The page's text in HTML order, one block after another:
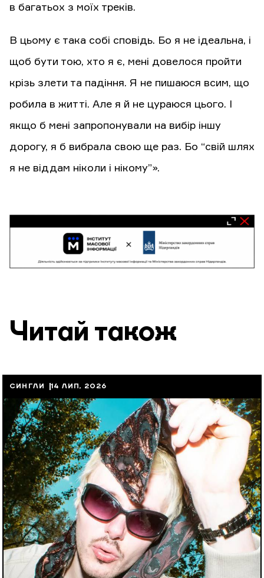
в багатьох з моїх треків.
В цьому є така собі сповідь. Бо я не ідеальна, і
щоб бути тою, хто я є, мені довелося пройти
крізь злети та падіння. Я не пишаюся всим, що
робила в житті. Але я й не цураюся цього. І
якщо б мені запропонували на вибір іншу
дорогу, я б вибрала свою ще раз. Бо “свій шлях
я не віддам ніколи і нікому”».
Читай також
СИНГЛИ 14 ЛИП, 2026